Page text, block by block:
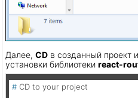
Далее, CD в созданный проект
установки библиотеки react-
# CD to your project